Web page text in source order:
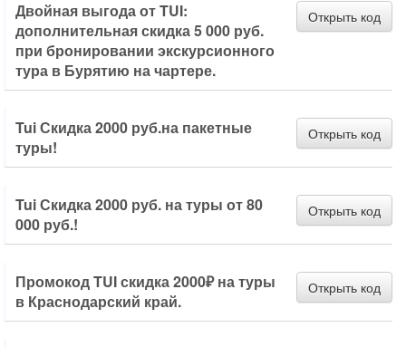
Двойная выгода от TUI:
дополнительная скидка 5 000 руб.
при бронировании экскурсионного
тура в Бурятию на чартере.
Открыть код
Tui Скидка 2000 руб.на пакетные
туры!
Открыть код
Tui Скидка 2000 руб. на туры от 80
000 руб.!
Открыть код
Промокод TUI скидка 2000₽ на туры
в Краснодарский край.
Открыть код